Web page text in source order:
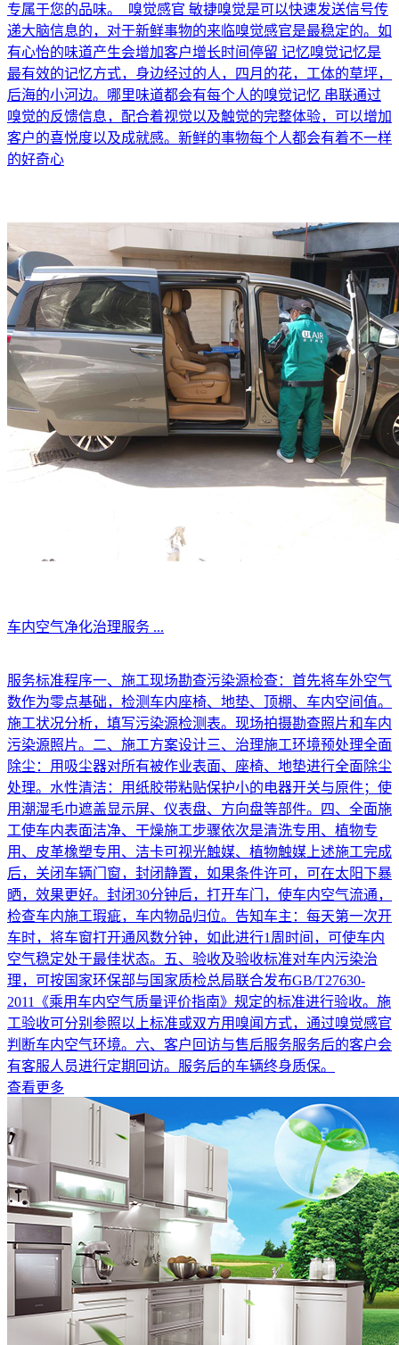
专属于您的品味。 嗅觉感官 敏捷嗅觉是可以快速发送信号传
递大脑信息的，对于新鲜事物的来临嗅觉感官是最稳定的。如
有心怡的味道产生会增加客户增长时间停留 记忆嗅觉记忆是
最有效的记忆方式，身边经过的人，四月的花，工体的草坪，
后海的小河边。哪里味道都会有每个人的嗅觉记忆 串联通过
嗅觉的反馈信息，配合着视觉以及触觉的完整体验，可以增加
客户的喜悦度以及成就感。新鲜的事物每个人都会有着不一样
的好奇心
车内空气净化治理服务 ...
服务标准程序一、施工现场勘查污染源检查：首先将车外空气
数作为零点基础，检测车内座椅、地垫、顶棚、车内空间值。
施工状况分析，填写污染源检测表。现场拍摄勘查照片和车内
污染源照片。二、施工方案设计三、治理施工环境预处理全面
除尘：用吸尘器对所有被作业表面、座椅、地垫进行全面除尘
处理。水性清洁：用纸胶带粘贴保护小的电器开关与原件；使
用潮湿毛巾遮盖显示屏、仪表盘、方向盘等部件。四、全面施
工使车内表面洁净、干燥施工步骤依次是清洗专用、植物专
用、皮革橡塑专用、洁卡可视光触媒、植物触媒上述施工完成
后，关闭车辆门窗，封闭静置，如果条件许可，可在太阳下暴
晒，效果更好。封闭30分钟后，打开车门，使车内空气流通，
检查车内施工瑕疵，车内物品归位。告知车主：每天第一次开
车时，将车窗打开通风数分钟，如此进行1周时间，可使车内
空气稳定处于最佳状态。五、验收及验收标准对车内污染治
理，可按国家环保部与国家质检总局联合发布GB/T27630-
2011《乘用车内空气质量评价指南》规定的标准进行验收。施
工验收可分别参照以上标准或双方用嗅闻方式，通过嗅觉感官
判断车内空气环境。六、客户回访与售后服务服务后的客户会
有客服人员进行定期回访。服务后的车辆终身质保。
查看更多